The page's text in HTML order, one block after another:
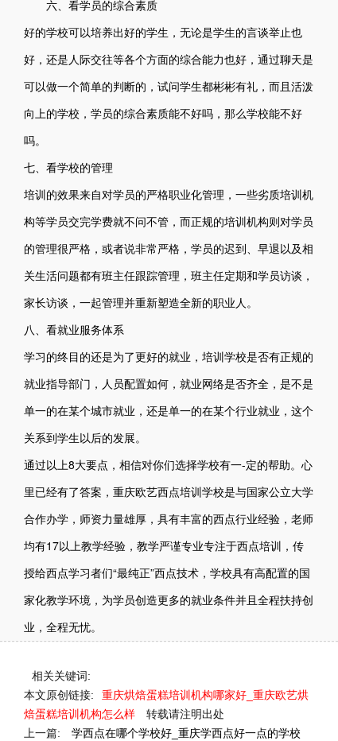
六、看学员的综合素质
好的学校可以培养出好的学生，无论是学生的言谈举止也
好，还是人际交往等各个方面的综合能力也好，通过聊天是
可以做一个简单的判断的，试问学生都彬彬有礼，而且活泼
向上的学校，学员的综合素质能不好吗，那么学校能不好
吗。
七、看学校的管理
培训的效果来自对学员的严格职业化管理，一些劣质培训机
构等学员交完学费就不问不管，而正规的培训机构则对学员
的管理很严格，或者说非常严格，学员的迟到、早退以及相
关生活问题都有班主任跟踪管理，班主任定期和学员访谈，
家长访谈，一起管理并重新塑造全新的职业人。
八、看就业服务体系
学习的终目的还是为了更好的就业，培训学校是否有正规的
就业指导部门，人员配置如何，就业网络是否齐全，是不是
单一的在某个城市就业，还是单一的在某个行业就业，这个
关系到学生以后的发展。
通过以上8大要点，相信对你们选择学校有一-定的帮助。心
里已经有了答案，重庆欧艺西点培训学校是与国家公立大学
合作办学，师资力量雄厚，具有丰富的西点行业经验，老师
均有17以上教学经验，教学严谨专业专注于西点培训，传
授给西点学习者们“最纯正”西点技术，学校具有高配置的国
家化教学环境，为学员创造更多的就业条件并且全程扶持创
业，全程无忧。
相关关键词:
本文原创链接:
重庆烘焙蛋糕培训机构哪家好_重庆欧艺烘
焙蛋糕培训机构怎么样
转载请注明出处
上一篇:
学西点在哪个学校好_重庆学西点好一点的学校